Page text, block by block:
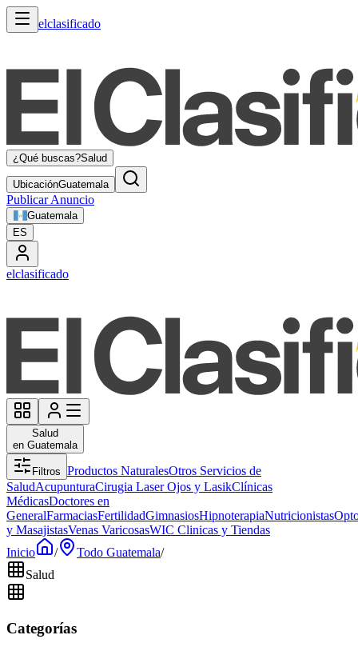
elclasificado
¿Qué buscas?Salud
UbicaciónGuatemala
Publicar Anuncio
Guatemala
ES
elclasificado
Salud
en Guatemala
Filtros Productos NaturalesOtros Servicios de
SaludAcupunturaCirugia Laser Ojos y LasikClínicas
MédicasDoctores en
GeneralFarmaciasFertilidadGimnasiosHipnoterapiaNutricionistas
y MasajistasVenas VaricosasWIC Clinicas y Tiendas
Inicio
/ Todo Guatemala/
Salud
Categorías